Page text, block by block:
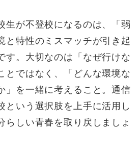
生が不登校になるのは、「弱
と特性のミスマッチが引き起
す。大切なのは「なぜ行けな
とではなく、「どんな環境な
」を一緒に考えること。通信
という選択肢を上手に活用し
らしい青春を取り戻しましょ